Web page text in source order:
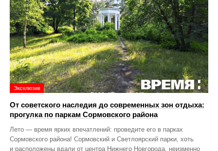
Эксклюзив
От советского наследия до современных зон отдыха:
прогулка по паркам Сормовского района
Лето — время ярких впечатлений: проведите его в парках
Сормовского района! Сормовский и Светлоярский парки, хоть
и расположены вдали от центра Нижнего Новгорода, неизменно